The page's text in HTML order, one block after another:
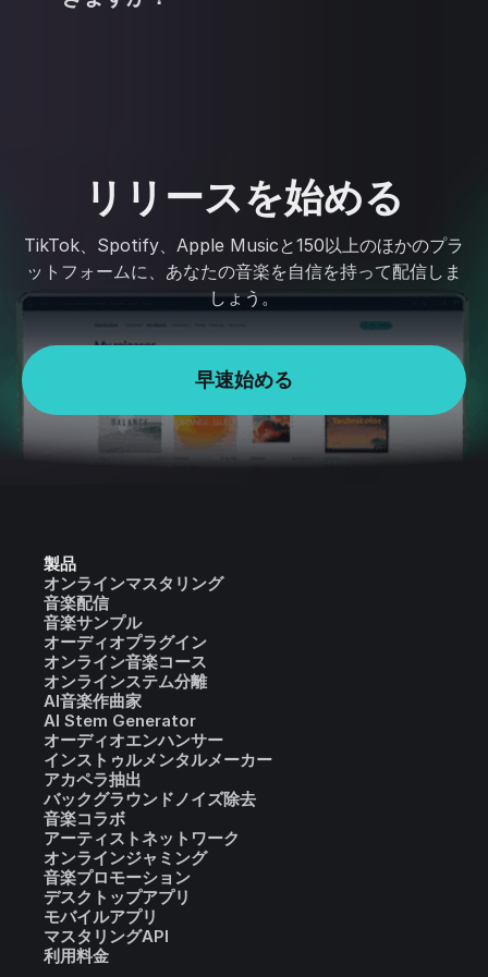
リリースを始める
TikTok、Spotify、Apple Musicと150以上のほかのプラ
ットフォームに、あなたの音楽を自信を持って配信しま
しょう。
早速始める
製品
オンラインマスタリング
音楽配信
音楽サンプル
オーディオプラグイン
オンライン音楽コース
オンラインステム分離
AI音楽作曲家
AI Stem Generator
オーディオエンハンサー
インストゥルメンタルメーカー
アカペラ抽出
バックグラウンドノイズ除去
音楽コラボ
アーティストネットワーク
オンラインジャミング
音楽プロモーション
デスクトップアプリ
モバイルアプリ
マスタリングAPI
利用料金